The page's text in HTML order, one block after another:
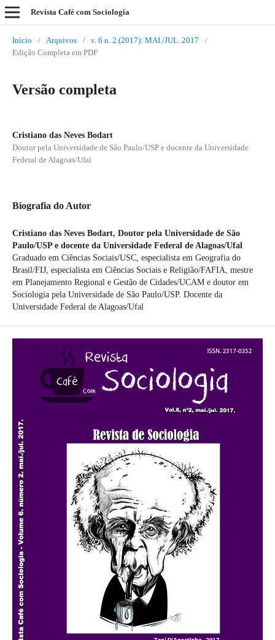
Revista Café com Sociologia
Início / Arquivos / v. 6 n. 2 (2017): MAI./JUL. 2017
/
Edição Completa em PDF
Versão completa
Cristiano das Neves Bodart
Doutor pela Universidade de São Paulo/USP e docente da Universidade
Federal de Alagoas/Ufal
Biografia do Autor
Cristiano das Neves Bodart, Doutor pela Universidade de São
Paulo/USP e docente da Universidade Federal de Alagoas/Ufal
Graduado em Ciências Sociais/USC, especialista em Geografia do
Brasil/FIJ, especialista em Ciências Sociais e Religião/FAFIA, mestre
em Planejamento Regional e Gestão de Cidades/UCAM e doutor em
Sociologia pela Universidade de São Paulo/USP. Docente da
Universidade Federal de Alagoas/Ufal